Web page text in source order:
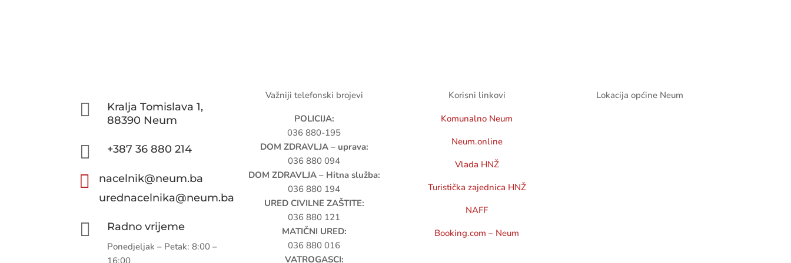

Kralja Tomislava 1,
88390 Neum
 +387 36 880 214

nacelnik@neum.ba
urednacelnika@neum.ba
 Radno vrijeme
Ponedjeljak – Petak: 8:00 –
16:00
Važniji telefonski brojevi
POLICIJA:
036 880-195
DOM ZDRAVLJA – uprava:
036 880 094
DOM ZDRAVLJA – Hitna služba:
036 880 194
URED CIVILNE ZAŠTITE:
036 880 121
MATIČNI URED:
036 880 016
VATROGASCI:
Korisni linkovi
Komunalno Neum
Neum.online
Vlada HNŽ
Turistička zajednica HNŽ
NAFF
Booking.com – Neum
Lokacija općine Neum